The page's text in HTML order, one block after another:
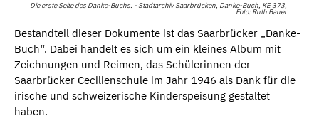
Die erste Seite des Danke-Buchs. - Stadtarchiv Saarbrücken, Danke-Buch, KE 373,
Foto: Ruth Bauer
Bestandteil dieser Dokumente ist das Saarbrücker „Danke-
Buch“. Dabei handelt es sich um ein kleines Album mit
Zeichnungen und Reimen, das Schülerinnen der
Saarbrücker Cecilienschule im Jahr 1946 als Dank für die
irische und schweizerische Kinderspeisung gestaltet
haben.